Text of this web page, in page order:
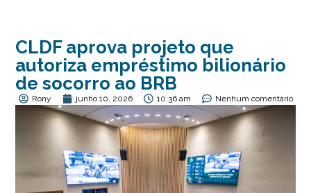
CLDF aprova projeto que
autoriza empréstimo bilionário
de socorro ao BRB
Rony junho 10, 2026 10:36 am Nenhum comentário